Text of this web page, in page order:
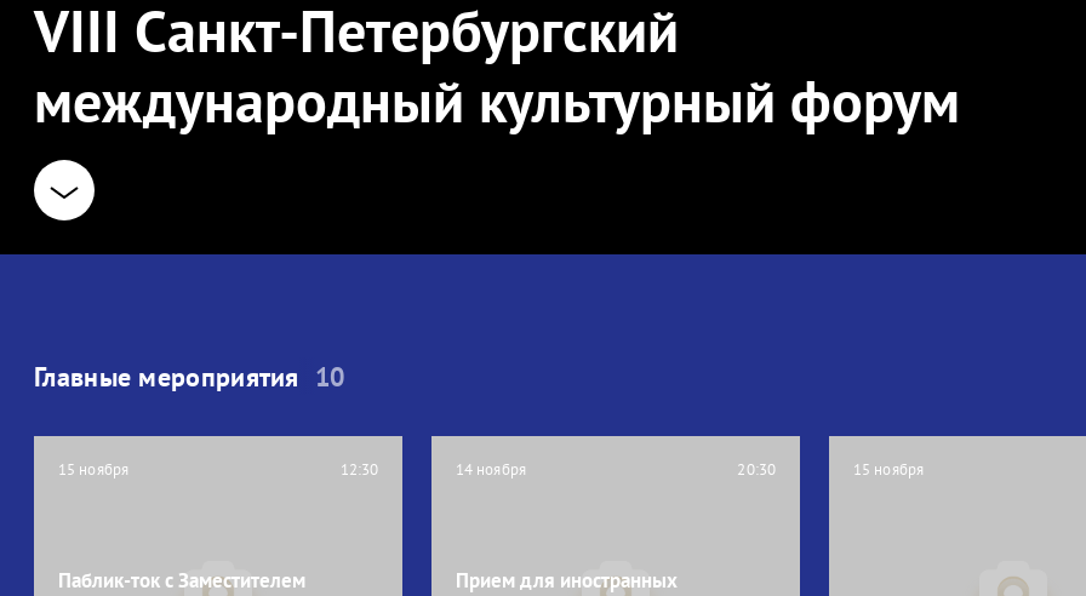
VIII Санкт-Петербургский
международный культурный форум
Главные мероприятия 10
Паблик-ток с Заместителем
15 ноября 12:30
Прием для иностранных
14 ноября 20:30 15 ноября